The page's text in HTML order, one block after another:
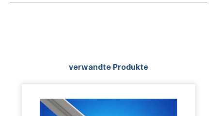
Produktgalerie überspringen
verwandte Produkte